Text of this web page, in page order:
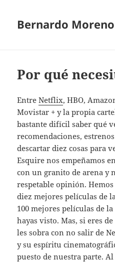
Bernardo
Por qué
EntreNetflix, HBO,
Movistar + y la propia
bastante difícil saber qué
recomendaciones,
descartar diez cosas para
Esquire nos empeñamos
con un granito de arena y
respetable opinión.
diez mejores películas de
100 mejores películas de
hayas visto. Mas, si eres
les sobra con no salir de
y su espíritu
puesto de nuestra parte.